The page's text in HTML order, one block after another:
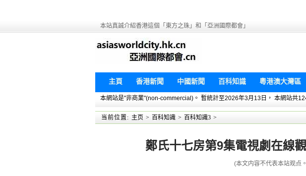
本站真誠介紹香港這個「東方之珠」和「亞洲國際都會」
主頁 香港新聞 中國新聞 百科知識 粵港澳大灣區
本網站是"非商業"(non-commercial)。 暫統計至2026年3月13日， 本網站共
当前位置: 主页 > 百科知識 > 百科知識3 >
鄭氏十七房第9集電視劇在線
(本文内容不代表本站观点